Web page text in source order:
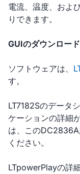
電流、温度、およ
りできます。
GUIのダウンロード
ソフトウェアは、
す。
LT7182Sのデータ
ケーションの詳細
は、この
ください。
LTpowerPlayの詳